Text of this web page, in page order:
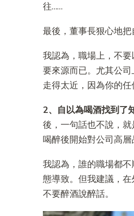
往……
最後，董事長狠心地
我認為，職場上，不
要來源而已。尤其公
走得太近，因為你的任
2、自以為喝酒找到了
後，一句話也不說，
喝醉後開始對公司高
我認為，誰的職場都
態導致。但我建議，
不要醉酒說醉話。